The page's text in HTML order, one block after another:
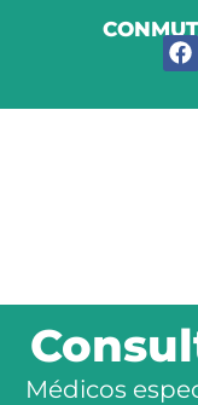
F
a
e
Médicos